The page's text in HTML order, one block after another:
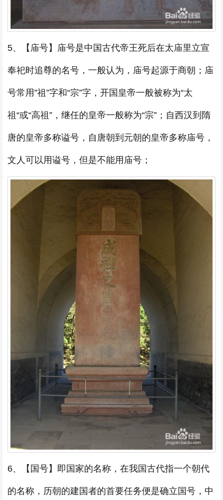
5、【庙号】庙号是中国古代帝王死后在太庙里立宣
奉祀时追尊的名号，一般认为，庙号起源于商朝；庙
号常用”祖”字和“宗”字，开国皇帝一般被称为“太
祖“或“高祖”，继任的皇帝一般称为“宗”；自西汉到隋
唐的皇帝多称谥号，自唐朝到元朝的皇帝多称庙号，
文人可以用谥号，但是不能用庙号；
6、【国号】即国家的名称，在我国古代指一个朝代
的名称，历朝的建国者的首要任务便是确立国号，中